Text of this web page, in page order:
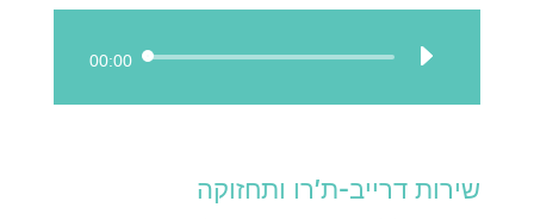
נגן
00:00
שירות דרייב-ת'רו ותחזוקה